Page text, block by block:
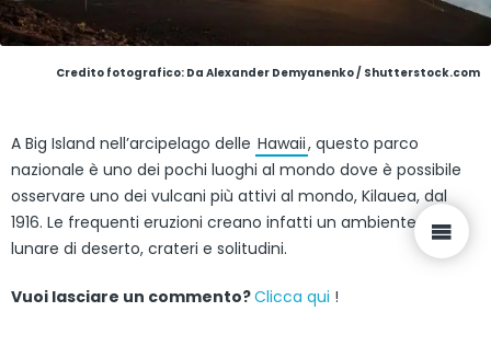
Credito fotografico: Da Alexander Demyanenko / Shutterstock.com
A Big Island nell’arcipelago delle Hawaii, questo parco
nazionale è uno dei pochi luoghi al mondo dove è possibile
osservare uno dei vulcani più attivi al mondo, Kilauea, dal
1916. Le frequenti eruzioni creano infatti un ambiente quasi
lunare di deserto, crateri e solitudini.
Vuoi lasciare un commento?Clicca qui !